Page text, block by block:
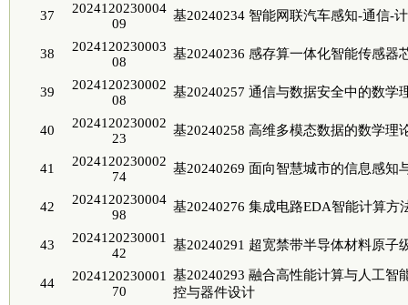
37
2024120230004
09
基20240234 智能网联汽车感知-通信-
38
2024120230003
08
基20240236 感存算一体化智能传感器
39
2024120230002
08
基20240257 通信与数据安全中的数学
40
2024120230002
23
基20240258 高维多模态数据的数学理
41
2024120230002
74
基20240269 面向智慧城市的信息感知
42
2024120230004
98
基20240276 集成电路EDA智能计算方
43
2024120230001
42
基20240291 超宽禁带半导体材料原子
44
2024120230001
70
基20240293 融合高性能计算与人工智
控与器件设计